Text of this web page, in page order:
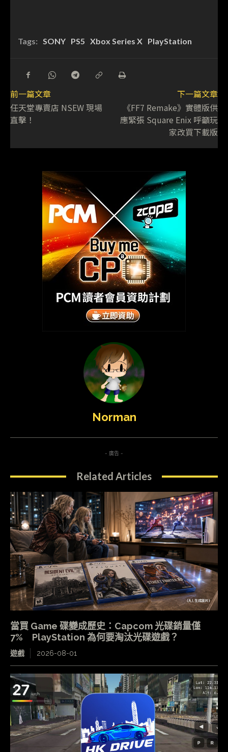
Tags: SONY PS5 Xbox Series X PlayStation
前一篇文章
任天堂專賣店 NSEW 現場
直擊！
下一篇文章
《FF7 Remake》實體版供
應緊張 Square Enix 呼籲玩
家改買下載版
Norman
- 廣告 -
Related Articles
當買 Game 碟變成歷史：Capcom 光碟銷量僅
7% PlayStation 為何要淘汰光碟遊戲？
遊戲 2026-08-01